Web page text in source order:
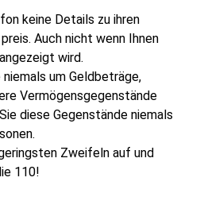
keine Details zu ihren
Auch nicht wenn Ihnen
wird.
um Geldbeträge,
Vermögensgegenstände
diese Gegenstände niemals
Zweifeln auf und
110!